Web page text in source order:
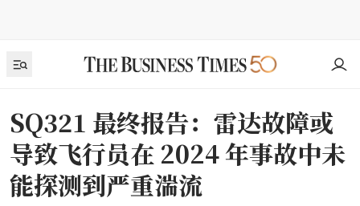
SQ321 最终报告：雷达故障或
导致飞行员在 2024 年事故中未
能探测到严重湍流